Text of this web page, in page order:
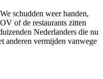
schudden weer handen,
of de restaurants zitten
Nederlanders die nu
anderen vermijden vanwege